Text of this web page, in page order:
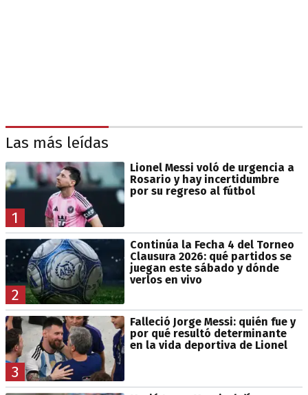
Las más leídas
1
Lionel Messi voló de urgencia a
Rosario y hay incertidumbre
por su regreso al fútbol
2
Continúa la Fecha 4 del Torneo
Clausura 2026: qué partidos se
juegan este sábado y dónde
verlos en vivo
3
Falleció Jorge Messi: quién fue y
por qué resultó determinante
en la vida deportiva de Lionel